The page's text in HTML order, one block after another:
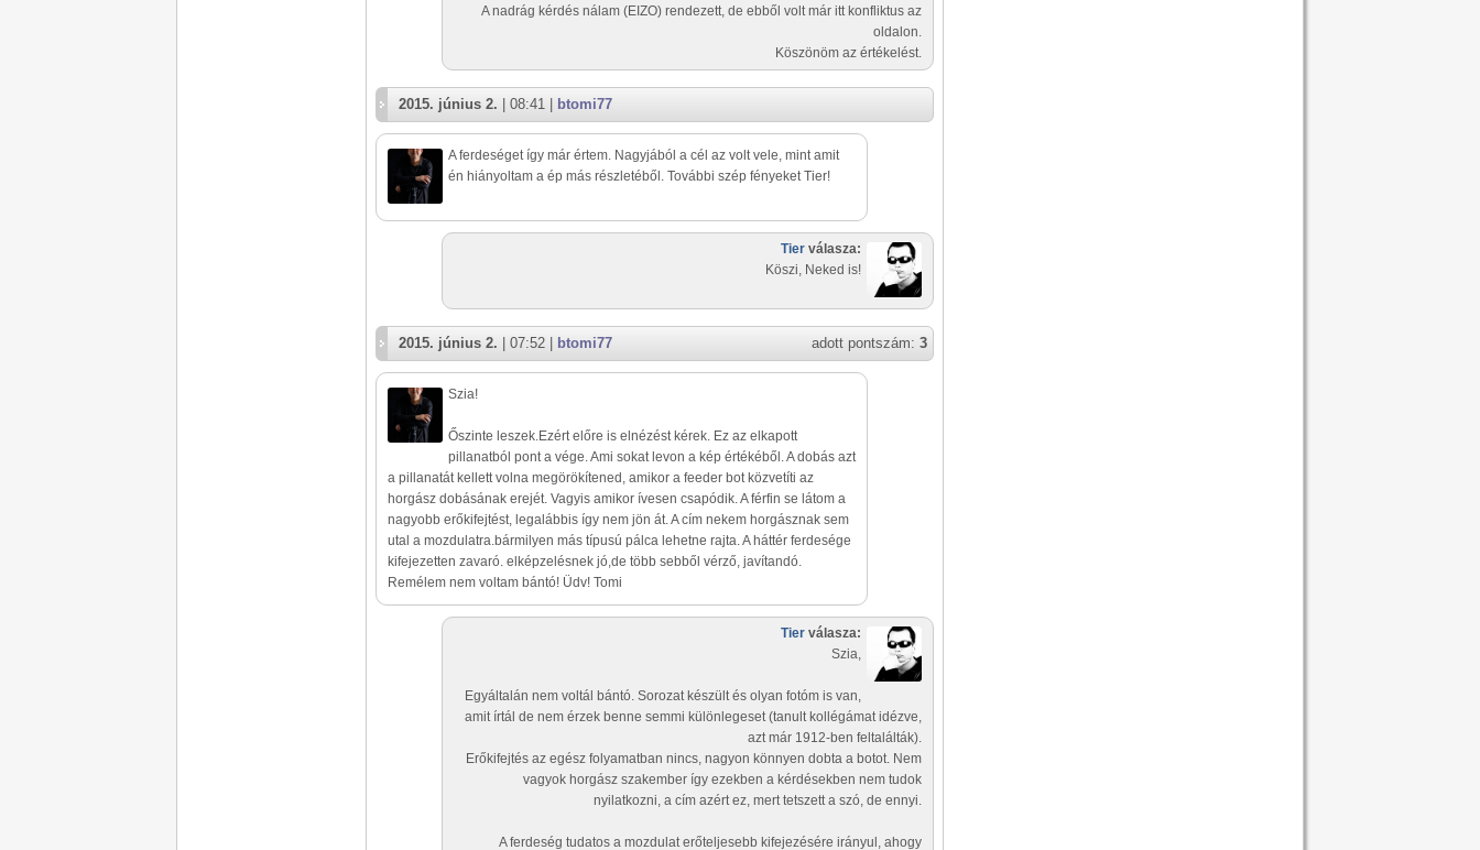
A nadrág kérdés nálam (EIZO) rendezett, de ebből volt már itt konfliktus az
oldalon.
Köszönöm az értékelést.
2015. június 2. | 08:41 | btomi77
A ferdeséget így már értem. Nagyjából a cél az volt vele, mint amit
én hiányoltam a ép más részletéből. További szép fényeket Tier!
Tier válasza:
Köszi, Neked is!
adott pontszám: 3
2015. június 2. | 07:52 | btomi77
Szia!
Őszinte leszek.Ezért előre is elnézést kérek. Ez az elkapott
pillanatból pont a vége. Ami sokat levon a kép értékéből. A dobás azt
a pillanatát kellett volna megörökítened, amikor a feeder bot közvetíti az
horgász dobásának erejét. Vagyis amikor ívesen csapódik. A férfin se látom a
nagyobb erőkifejtést, legalábbis így nem jön át. A cím nekem horgásznak sem
utal a mozdulatra.bármilyen más típusú pálca lehetne rajta. A háttér ferdesége
kifejezetten zavaró. elképzelésnek jó,de több sebből vérző, javítandó.
Remélem nem voltam bántó! Üdv! Tomi
Tier válasza:
Szia,
Egyáltalán nem voltál bántó. Sorozat készült és olyan fotóm is van,
amit írtál de nem érzek benne semmi különlegeset (tanult kollégámat idézve,
azt már 1912-ben feltalálták).
Erőkifejtés az egész folyamatban nincs, nagyon könnyen dobta a botot. Nem
vagyok horgász szakember így ezekben a kérdésekben nem tudok
nyilatkozni, a cím azért ez, mert tetszett a szó, de ennyi.
A ferdeség tudatos a mozdulat erőteljesebb kifejezésére irányul, ahogy